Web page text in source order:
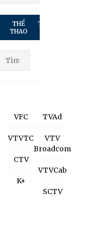
THỂ
THAO
TRUYỀN
VFC
VTVTC
CTV
K+
TVAd
VTV
Broadcom
VTVCab
SCTV